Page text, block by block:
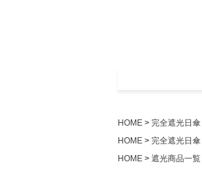
HOME 完全遮光日傘
HOME
完全遮光日傘
HOME
遮光商品一覧